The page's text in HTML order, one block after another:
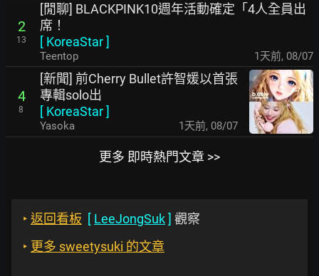
2
13
[閒聊] BLACKPINK10週年活動確定「4人全員出
席！
[ KoreaStar]
Teentop 1天前, 08/07
4
8
[新聞] 前Cherry Bullet許智媛以首張
專輯solo出
[ KoreaStar]
Yasoka 1天前, 08/07
更多 即時熱門文章 >>
‣ 返回看板 [ LeeJongSuk] 觀察
‣ 更多 sweetysuki 的文章